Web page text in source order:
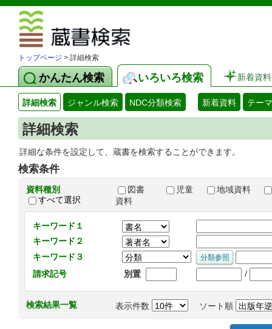
トップページ > 詳細検索
かんたん検索 いろいろ検索 新着資料
詳細検索 ジャンル検索 NDC分類検索 新着資料 テー
詳細検索
詳細な条件を設定して、蔵書を検索することができます。
検索条件
資料種別
すべて選択
図書 児童
地域資料
資料
キーワード１
キーワード２
キーワード３
請求記号
別置 /
検索結果一覧 表示件数 ソート順